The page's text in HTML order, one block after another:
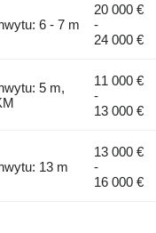
6 - 7 m
20 000 €
-
24 000 €
5 m,
11 000 €
-
13 000 €
13 m
13 000 €
-
16 000 €